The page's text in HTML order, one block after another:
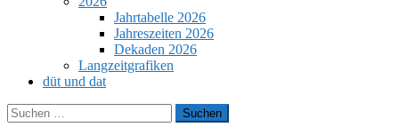
Jahrtabelle 2026
Jahreszeiten 2026
Dekaden 2026
Langzeitgrafiken
düt und dat
Suchen
nach: